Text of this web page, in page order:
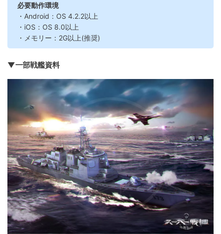
必要動作環境
・Android：OS 4.2.2以上
・iOS：OS 8.0以上
・メモリー：2G以上(推奨)
▼一部戦艦資料